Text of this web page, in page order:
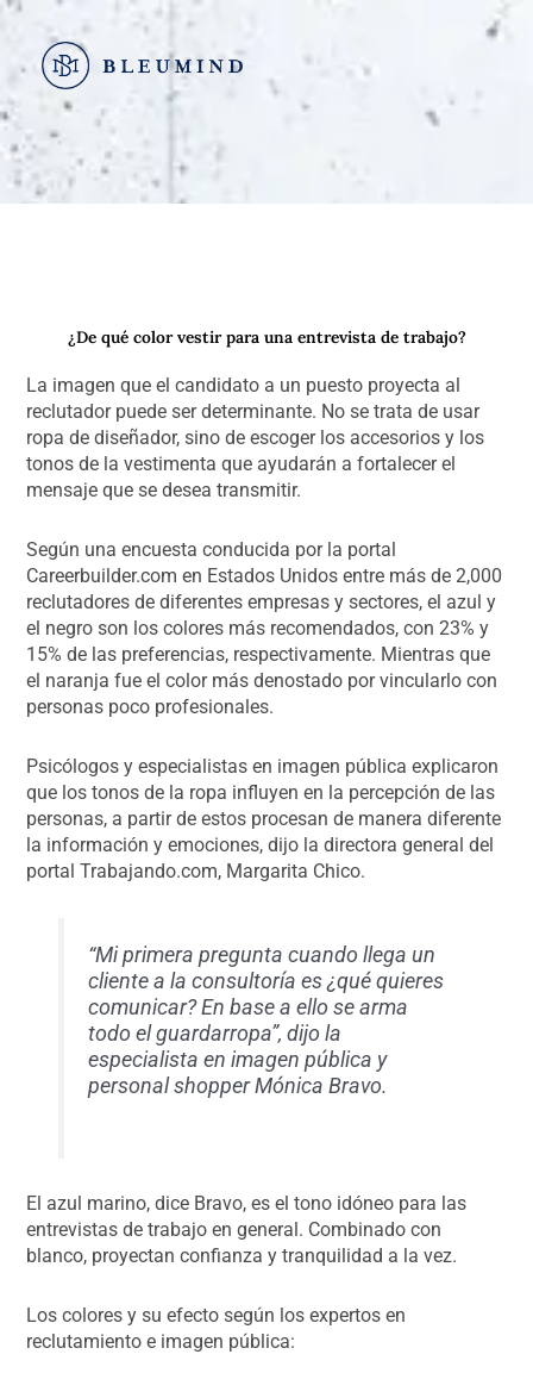
Ir
contenido
¿De qué color vestir para una entrevista de trabajo?
La imagen que el candidato a un puesto proyecta al
reclutador puede ser determinante. No se trata de usar
ropa de diseñador, sino de escoger los accesorios y los
tonos de la vestimenta que ayudarán a fortalecer el
mensaje que se desea transmitir.
Según una encuesta conducida por la portal
Careerbuilder.com en Estados Unidos entre más de 2,000
reclutadores de diferentes empresas y sectores, el azul y
el negro son los colores más recomendados, con 23% y
15% de las preferencias, respectivamente. Mientras que
el naranja fue el color más denostado por vincularlo con
personas poco profesionales.
Psicólogos y especialistas en imagen pública explicaron
que los tonos de la ropa influyen en la percepción de las
personas, a partir de estos procesan de manera diferente
la información y emociones, dijo la directora general del
portal Trabajando.com, Margarita Chico.
“Mi primera pregunta cuando llega un
cliente a la consultoría es ¿qué quieres
comunicar? En base a ello se arma
todo el guardarropa”, dijo la
especialista en imagen pública y
personal shopper Mónica Bravo.
El azul marino, dice Bravo, es el tono idóneo para las
entrevistas de trabajo en general. Combinado con
blanco, proyectan confianza y tranquilidad a la vez.
Los colores y su efecto según los expertos en
reclutamiento e imagen pública: